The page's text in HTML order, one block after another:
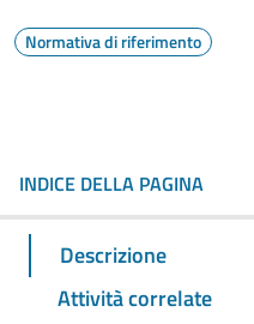
Normativa di riferimento
INDICE DELLA PAGINA
Descrizione
Attività correlate